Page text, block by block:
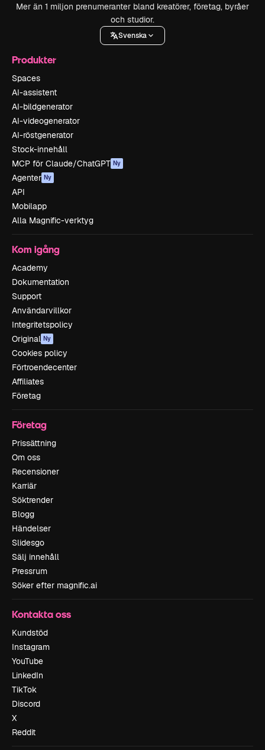
Mer än 1 miljon prenumeranter bland kreatörer, företag, byråer
och studior.
Svenska
Produkter
Spaces
AI-assistent
AI-bildgenerator
AI-videogenerator
AI-röstgenerator
Stock-innehåll
MCP för Claude/ChatGPT Ny
Agenter Ny
API
Mobilapp
Alla Magnific-verktyg
Kom igång
Academy
Dokumentation
Support
Användarvillkor
Integritetspolicy
Original Ny
Cookies policy
Förtroendecenter
Affiliates
Företag
Företag
Prissättning
Om oss
Recensioner
Karriär
Söktrender
Blogg
Händelser
Slidesgo
Sälj innehåll
Pressrum
Söker efter magnific.ai
Kontakta oss
Kundstöd
Instagram
YouTube
LinkedIn
TikTok
Discord
X
Reddit